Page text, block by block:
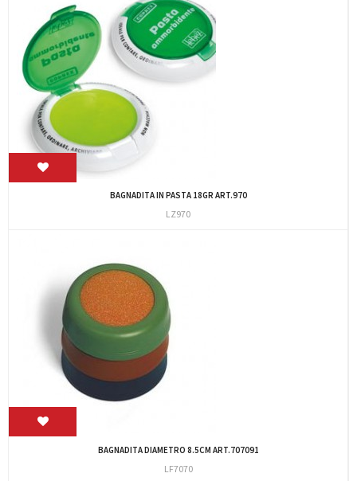
BAGNADITA IN PASTA 18GR ART.970
LZ970
BAGNADITA DIAMETRO 8.5CM ART.707091
LF7070